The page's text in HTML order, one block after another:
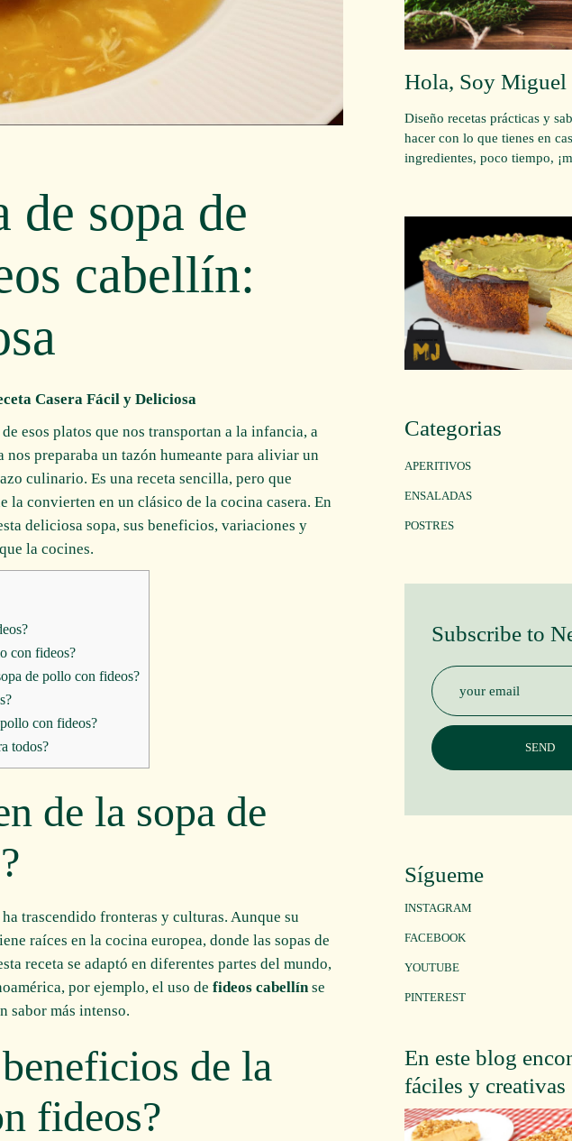
de sopa de
cabellín:
Casera Fácil y Deliciosa
esos platos que nos transportan a la infancia, a
nos preparaba un tazón humeante para aliviar un
culinario. Es una receta sencilla, pero que
la convierten en un clásico de la cocina casera. En
deliciosa sopa, sus beneficios, variaciones y
la cocines.
con fideos?
de pollo con fideos?
con fideos?
todos?
de la sopa de
trascendido fronteras y culturas. Aunque su
raíces en la cocina europea, donde las sopas de
receta se adaptó en diferentes partes del mundo,
por ejemplo, el uso de fideos cabellínse
sabor más intenso.
de la
fideos?
Hola, Soy Miguel
Diseño recetas prácticas y
hacer con lo que tienes en
ingredientes, poco tiempo,
Categorias
APERITIVOS
ENSALADAS
POSTRES
Subscribe to
Sígueme
INSTAGRAM
FACEBOOK
YOUTUBE
PINTEREST
En este blog
fáciles y creativas